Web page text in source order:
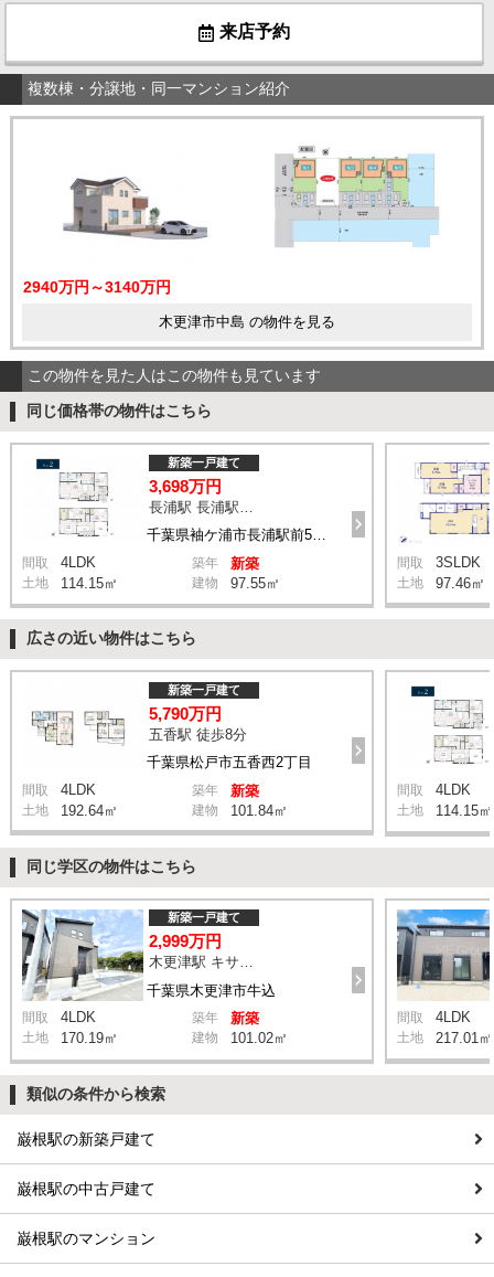
来店予約
複数棟・分譲地・同一マンション紹介
2940万円～3140万円
木更津市中島 の物件を見る
この物件を見た人はこの物件も見ています
同じ価格帯の物件はこちら
新築一戸建て
3,698万円
間取 4LDK 築年 新築
土地 114.15㎡ 建物 97.55㎡
間取 3SLDK
土地 97.46㎡
広さの近い物件はこちら
千葉県松戸市五香西2丁目
新築一戸建て
5,790万円
五香駅 徒歩8分
間取 4LDK 築年 新築
土地 192.64㎡ 建物 101.84㎡
間取 4LDK
土地 114.15㎡
同じ学区の物件はこちら
千葉県木更津市牛込
新築一戸建て
2,999万円
木更津駅 キサラピア バス23分 停歩9分
間取 4LDK 築年 新築
土地 170.19㎡ 建物 101.02㎡
間取 4LDK
土地 217.01㎡
類似の条件から検索
巌根駅の新築戸建て
巌根駅の中古戸建て
巌根駅のマンション